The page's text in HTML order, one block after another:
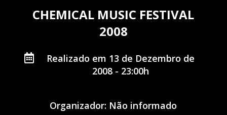
CHEMICAL MUSIC FESTIVAL
2008
Realizado em 13 de Dezembro de
2008 - 23:00h
Organizador: Não informado